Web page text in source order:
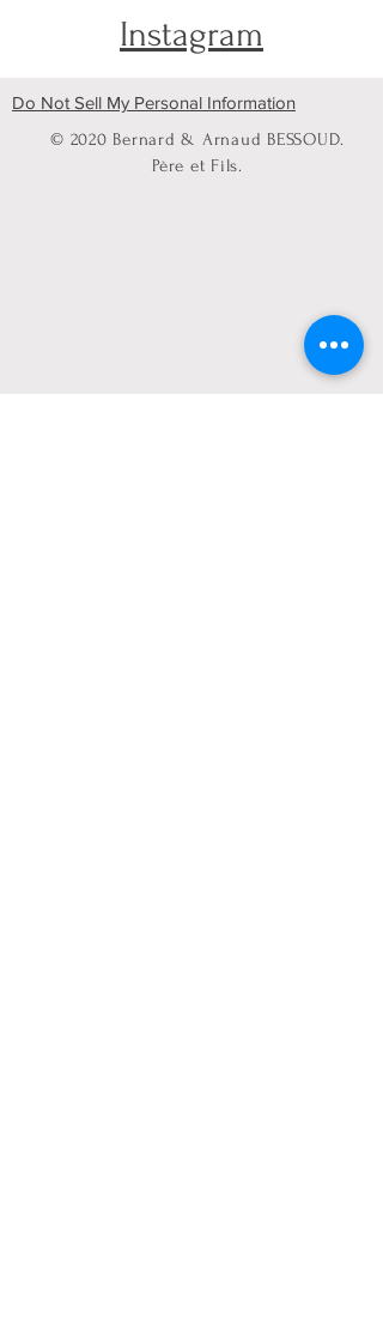
Instagram
Do Not Sell My Personal Information
© 2020 Bernard & Arnaud BESSOUD.
Père et Fils.